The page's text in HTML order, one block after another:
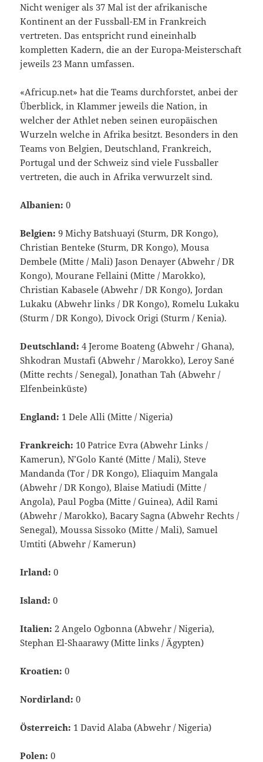
Nicht weniger als 37 Mal ist der afrikanische
Kontinent an der Fussball-EM in Frankreich
vertreten. Das entspricht rund eineinhalb
kompletten Kadern, die an der Europa-Meisterschaft
jeweils 23 Mann umfassen.
«Africup.net» hat die Teams durchforstet, anbei der
Überblick, in Klammer jeweils die Nation, in
welcher der Athlet neben seinen europäischen
Wurzeln welche in Afrika besitzt. Besonders in den
Teams von Belgien, Deutschland, Frankreich,
Portugal und der Schweiz sind viele Fussballer
vertreten, die auch in Afrika verwurzelt sind.
Albanien: 0
Belgien: 9 Michy Batshuayi (Sturm, DR Kongo),
Christian Benteke (Sturm, DR Kongo), Mousa
Dembele (Mitte / Mali) Jason Denayer (Abwehr / DR
Kongo), Mourane Fellaini (Mitte / Marokko),
Christian Kabasele (Abwehr / DR Kongo), Jordan
Lukaku (Abwehr links / DR Kongo), Romelu Lukaku
(Sturm / DR Kongo), Divock Origi (Sturm / Kenia).
Deutschland: 4 Jerome Boateng (Abwehr / Ghana),
Shkodran Mustafi (Abwehr / Marokko), Leroy Sané
(Mitte rechts / Senegal), Jonathan Tah (Abwehr /
Elfenbeinküste)
England: 1 Dele Alli (Mitte / Nigeria)
Frankreich: 10 Patrice Evra (Abwehr Links /
Kamerun), N’Golo Kanté (Mitte / Mali), Steve
Mandanda (Tor / DR Kongo), Eliaquim Mangala
(Abwehr / DR Kongo), Blaise Matiudi (Mitte /
Angola), Paul Pogba (Mitte / Guinea), Adil Rami
(Abwehr / Marokko), Bacary Sagna (Abwehr Rechts /
Senegal), Moussa Sissoko (Mitte / Mali), Samuel
Umtiti (Abwehr / Kamerun)
Irland: 0
Island: 0
Italien: 2 Angelo Ogbonna (Abwehr / Nigeria),
Stephan El-Shaarawy (Mitte links / Ägypten)
Kroatien: 0
Nordirland: 0
Österreich: 1 David Alaba (Abwehr / Nigeria)
Polen: 0